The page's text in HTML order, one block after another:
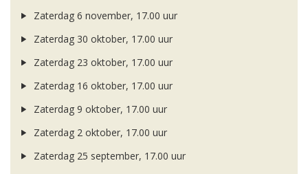
Zaterdag 6 november, 17.00 uur
Zaterdag 30 oktober, 17.00 uur
Zaterdag 23 oktober, 17.00 uur
Zaterdag 16 oktober, 17.00 uur
Zaterdag 9 oktober, 17.00 uur
Zaterdag 2 oktober, 17.00 uur
Zaterdag 25 september, 17.00 uur